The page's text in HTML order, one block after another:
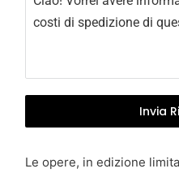
9
Invia
Le opere, in edizione